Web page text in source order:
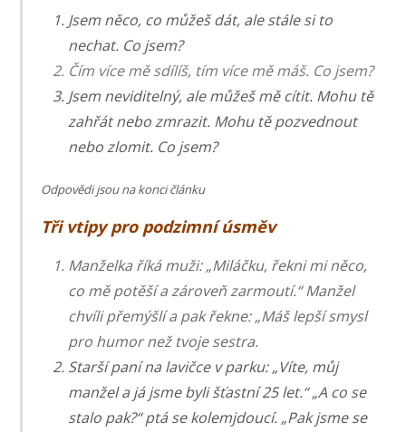
Jsem něco, co můžeš dát, ale stále si to
nechat. Co jsem?
Čím více mě sdílíš, tím více mě máš. Co jsem?
Jsem neviditelný, ale můžeš mě cítit. Mohu tě
zahřát nebo zmrazit. Mohu tě pozvednout
nebo zlomit. Co jsem?
Odpovědi jsou na konci článku
Tři vtipy pro podzimní úsměv
Manželka říká muži: „Miláčku, řekni mi něco,
co mě potěší a zároveň zarmoutí.“ Manžel
chvíli přemýšlí a pak řekne: „Máš lepší smysl
pro humor než tvoje sestra.
Starší paní na lavičce v parku: „Víte, můj
manžel a já jsme byli šťastní 25 let.“ „A co se
stalo pak?“ ptá se kolemjdoucí. „Pak jsme se